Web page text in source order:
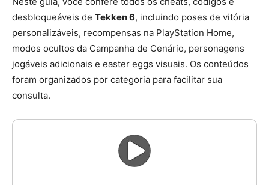
desbloqueáveis de Tekken 6, incluindo poses de vitória
personalizáveis, recompensas na PlayStation Home,
modos ocultos da Campanha de Cenário, personagens
jogáveis adicionais e easter eggs visuais. Os conteúdos
foram organizados por categoria para facilitar sua
consulta.